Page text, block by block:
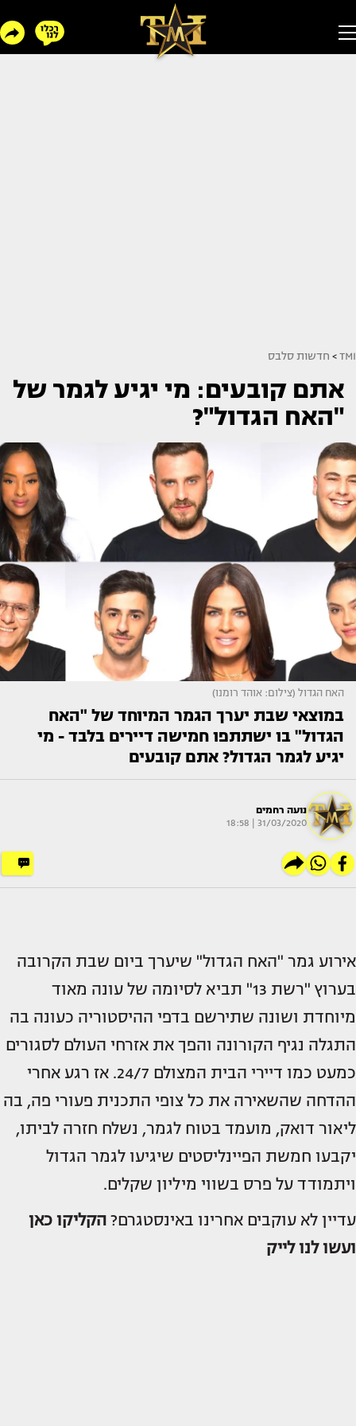
TMI
> חדשות סלבס
אתם קובעים: מי יגיע לגמר של
"האח הגדול"?
האח הגדול (צילום: אוהד רומנו)
במוצאי שבת יערך הגמר המיוחד של "האח
הגדול" בו ישתתפו חמישה דיירים בלבד - מי
יגיע לגמר הגדול? אתם קובעים
נועה רחמים
31/03/2020 | 18:58
אירוע גמר "האח הגדול" שיערך ביום שבת הקרובה
בערוץ "רשת 13" תביא לסיומה של עונה מאוד
מיוחדת ושונה שתירשם בדפי ההיסטוריה כעונה בה
התגלה נגיף הקורונה והפך את אזרחי העולם לסגורים
כמעט כמו דיירי הבית המצולם 24/7. אז רגע אחרי
ההדחה שהשאירה את כל צופי התכנית פעורי פה, בה
ליאור דואק, מועמד בטוח לגמר, נשלח חזרה לביתו,
יקבעו חמשת הפיינליסטים שיגיעו לגמר הגדול
ויתמודד על פרס בשווי מיליון שקלים.
עדיין לא עוקבים אחרינו באינסטגרם? הקליקו כאן
ועשו לנו לייק